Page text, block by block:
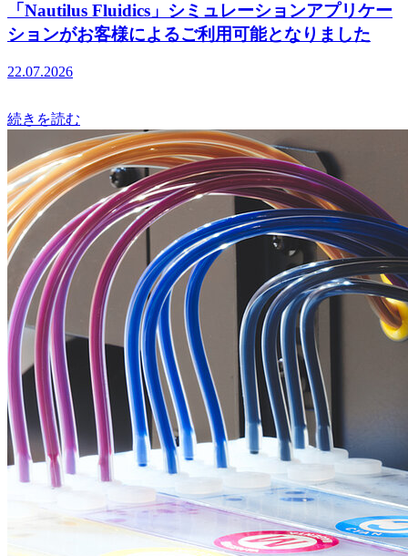
「Nautilus Fluidics」シミュレーションアプリケー
ションがお客様によるご利用可能となりました
22.07.2026
続きを読む